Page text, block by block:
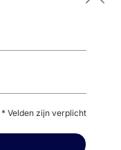
* Velden zijn verplicht
symptomen
waren
AF tussen
CI: 0.96-1.24, P
AF